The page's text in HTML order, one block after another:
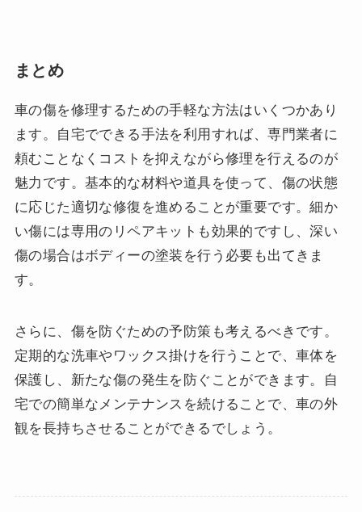
まとめ
車の傷を修理するための手軽な方法はいくつかあり
ます。自宅でできる手法を利用すれば、専門業者に
頼むことなくコストを抑えながら修理を行えるのが
魅力です。基本的な材料や道具を使って、傷の状態
に応じた適切な修復を進めることが重要です。細か
い傷には専用のリペアキットも効果的ですし、深い
傷の場合はボディーの塗装を行う必要も出てきま
す。
さらに、傷を防ぐための予防策も考えるべきです。
定期的な洗車やワックス掛けを行うことで、車体を
保護し、新たな傷の発生を防ぐことができます。自
宅での簡単なメンテナンスを続けることで、車の外
観を長持ちさせることができるでしょう。